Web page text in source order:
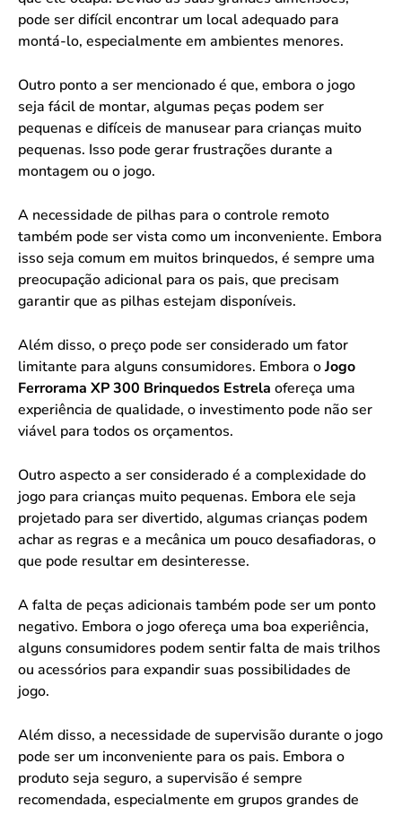
pode ser difícil encontrar um local adequado para
montá-lo, especialmente em ambientes menores.
Outro ponto a ser mencionado é que, embora o jogo
seja fácil de montar, algumas peças podem ser
pequenas e difíceis de manusear para crianças muito
pequenas. Isso pode gerar frustrações durante a
montagem ou o jogo.
A necessidade de pilhas para o controle remoto
também pode ser vista como um inconveniente. Embora
isso seja comum em muitos brinquedos, é sempre uma
preocupação adicional para os pais, que precisam
garantir que as pilhas estejam disponíveis.
Além disso, o preço pode ser considerado um fator
limitante para alguns consumidores. Embora oJogo
Ferrorama XP 300 Brinquedos Estrela ofereça uma
experiência de qualidade, o investimento pode não ser
viável para todos os orçamentos.
Outro aspecto a ser considerado é a complexidade do
jogo para crianças muito pequenas. Embora ele seja
projetado para ser divertido, algumas crianças podem
achar as regras e a mecânica um pouco desafiadoras, o
que pode resultar em desinteresse.
A falta de peças adicionais também pode ser um ponto
negativo. Embora o jogo ofereça uma boa experiência,
alguns consumidores podem sentir falta de mais trilhos
ou acessórios para expandir suas possibilidades de
jogo.
Além disso, a necessidade de supervisão durante o jogo
pode ser um inconveniente para os pais. Embora o
produto seja seguro, a supervisão é sempre
recomendada, especialmente em grupos grandes de